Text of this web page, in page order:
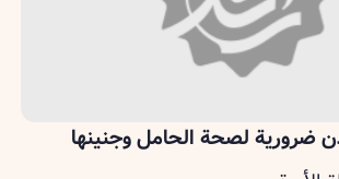
ضرورية لصحة الحامل وجنينها